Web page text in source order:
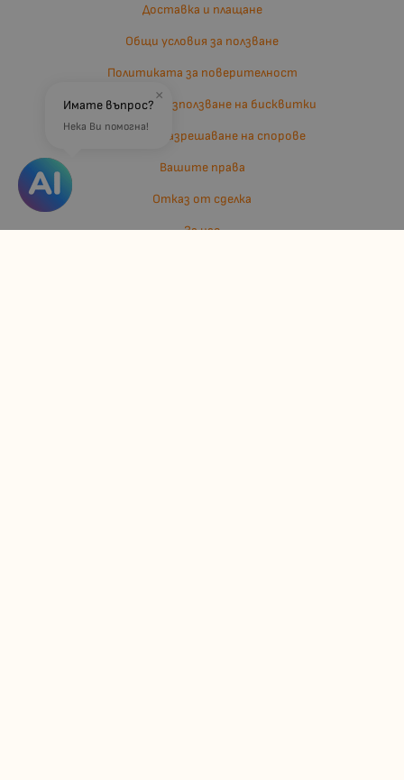
Доставка и плащане
Общи условия за ползване
Политиката за поверителност
Политика за използване на бисквитки
Въпроси и разрешаване на спорове
Вашите права
Отказ от сделка
За нас
×
Имате въпрос?
Нека Ви помогна!